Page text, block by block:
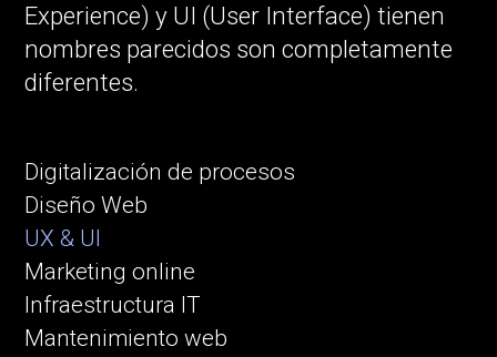
Experience) y UI (User Interface) tienen
nombres parecidos son completamente
diferentes.
Digitalización de procesos
Diseño Web
UX & UI
Marketing online
Infraestructura IT
Mantenimiento web